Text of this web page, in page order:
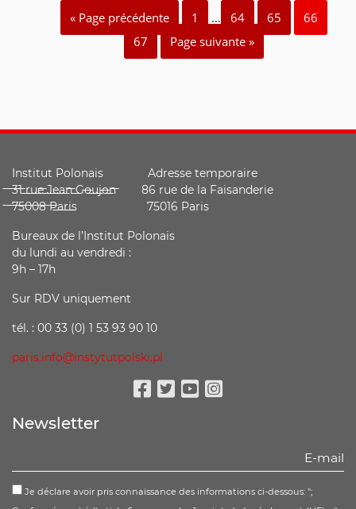
« Page précédente 1 … 64 65
66
67
Page suivante »
Institut Polonais Adresse temporaire
̶3̶1̶ ̶r̶u̶e̶ ̶J̶e̶a̶n̶ ̶G̶o̶u̶j̶o̶n̶ ̶ 86 rue de la Faisanderie
̶7̶5̶0̶0̶8̶ ̶P̶a̶r̶i̶s̶ 75016 Paris
Bureaux de l’Institut Polonais
du lundi au vendredi :
9h – 17h
Sur RDV uniquement
tél. : 00 33 (0) 1 53 93 90 10
paris.info@instytutpolski.pl
Newsletter
Je déclare avoir pris connaissance des informations ci-dessous: ";